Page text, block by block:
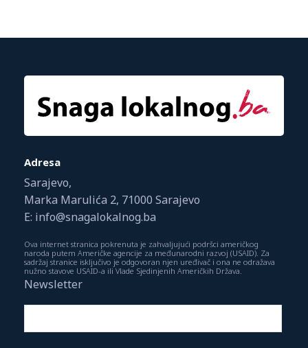
Adresa
Sarajevo,
Marka Marulića 2, 71000 Sarajevo
E: info@snagalokalnog.ba
Ova internet stranica pokrenuta je zahvaljujući podršci američkog
naroda putem Američke agencije za međunarodni razvoj (USAID). Za
sadržaj stranice isključivo je odgovoran njen uređivač i ona ne odražava
nužno stavove USAID-a ili Vlade Sjedinjenih Američkih Država.
Newsletter